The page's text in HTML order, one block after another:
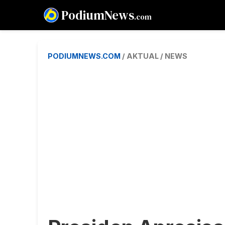
PodiumNews.com
PODIUMNEWS.COM / AKTUAL / NEWS